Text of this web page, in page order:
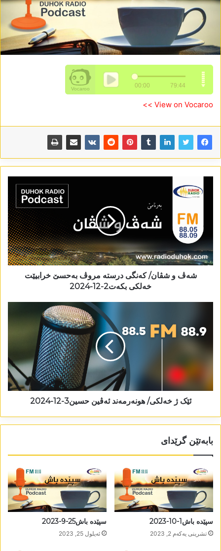
View on Vocaroo >>
شەڤ و شڤان/ کەنگی درستە مروڤ بەحسێ خرابیێت
خەلکی بکەت2-12-2024
ئێک ژ خەلکی/ ھونەرمەند ئەڤین حسین3-12-2024
بابەتێن گرێدای
سپێدە باش1-10-2023
تشرینی یه‌كه‌م 2, 2023
سپێدە باش25-9-2023
ئه‌یلول 25, 2023